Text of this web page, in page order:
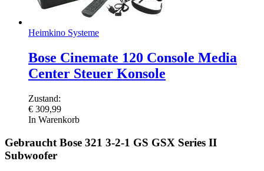
Heimkino Systeme
Bose Cinemate 120 Console Media
Center Steuer Konsole
Zustand:
€ 309,99
In Warenkorb
Gebraucht Bose 321 3-2-1 GS GSX Series II
Subwoofer